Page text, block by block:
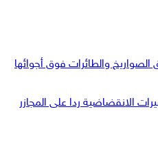
والطائرات فوق أجوائها
الانقضاضية ردا على المجازر